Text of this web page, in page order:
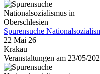
Spurensuche
22 Mai 26
Krakau
Veranstaltungen am 23/05/